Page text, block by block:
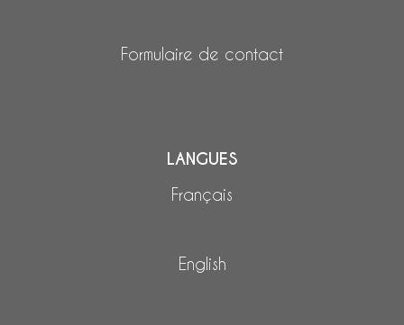
Formulaire de contact
LANGUES
Français
English